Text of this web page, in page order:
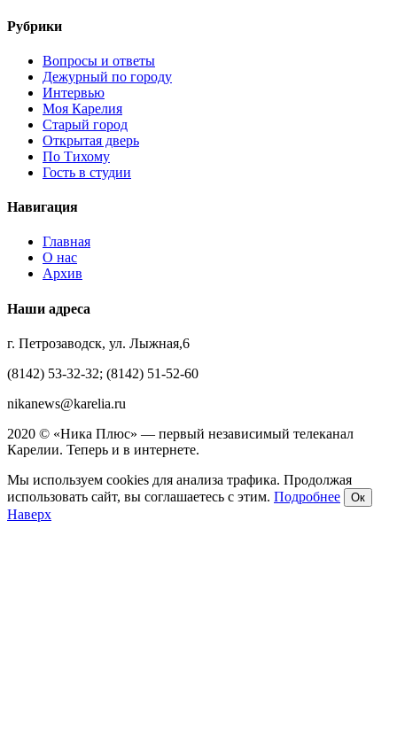
Рубрики
Вопросы и ответы
Дежурный по городу
Интервью
Моя Карелия
Старый город
Открытая дверь
По Тихому
Гость в студии
Навигация
Главная
О нас
Архив
Наши адреса
г. Петрозаводск, ул. Лыжная,6
(8142) 53-32-32; (8142) 51-52-60
nikanews@karelia.ru
2020 © «Ника Плюс» — первый независимый телеканал
Карелии. Теперь и в интернете.
Мы используем cookies для анализа трафика. Продолжая
использовать сайт, вы соглашаетесь с этим. Подробнее Ок
Наверх